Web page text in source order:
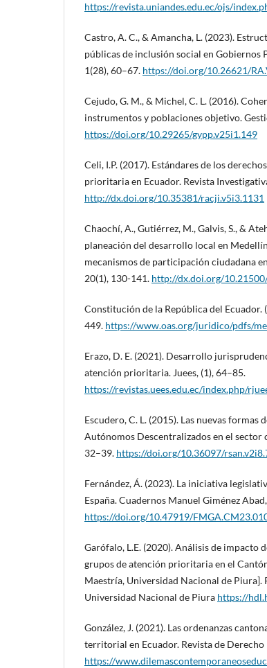
https://revista.uniandes.edu.ec/ojs/
Castro, A. C., & Amancha, L. (2023).
públicas de inclusión social en Gobiernos
1(28), 60–67. https://doi.org/10.26621/
Cejudo, G. M., & Michel, C. L. (2016).
instrumentos y poblaciones objetivo.
https://doi.org/10.29265/gypp.v25i1.149
Celi, I.P. (2017). Estándares de los
prioritaria en Ecuador. Revista
http://dx.doi.org/10.35381/racji.v5i3.1131
Chaochí, A., Gutiérrez, M., Galvis, S., &
planeación del desarrollo local en
mecanismos de participación ciudadana
20(1), 130-141. http://dx.doi.org/
Constitución de la República del
449. https://www.oas.org/juridico/pdfs/
Erazo, D. E. (2021). Desarrollo
atención prioritaria. Juees, (1), 64–85.
https://revistas.uees.edu.ec/index.php/
Escudero, C. L. (2015). Las nuevas formas
Autónomos Descentralizados en el sector
32–39. https://doi.org/10.36097/
Fernández, Á. (2023). La iniciativa
España. Cuadernos Manuel Giménez
https://doi.org/10.47919/
Garófalo, L.E. (2020). Análisis de impacto
grupos de atención prioritaria en el
Maestría, Universidad Nacional de
Universidad Nacional de Piura https://
González, J. (2021). Las ordenanzas
territorial en Ecuador. Revista de
https://